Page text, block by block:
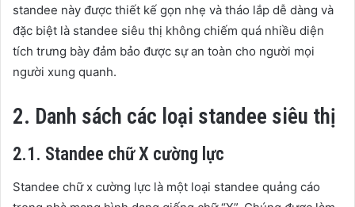
standee này được thiết kế gọn nhẹ và tháo lắp dễ dàng và
đặc biệt là standee siêu thị không chiếm quá nhiều diện
tích trưng bày đảm bảo được sự an toàn cho người mọi
người xung quanh.
2. Danh sách các loại standee siêu thị
2.1. Standee chữ X cường lực
Standee chữ x cường lực là một loại standee quảng cáo